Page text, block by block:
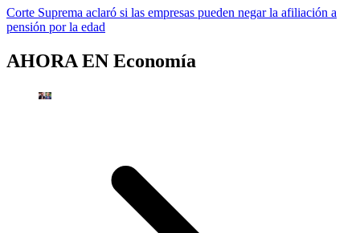
Corte Suprema aclaró si las empresas pueden negar la afiliación a
pensión por la edad
AHORA EN Economía